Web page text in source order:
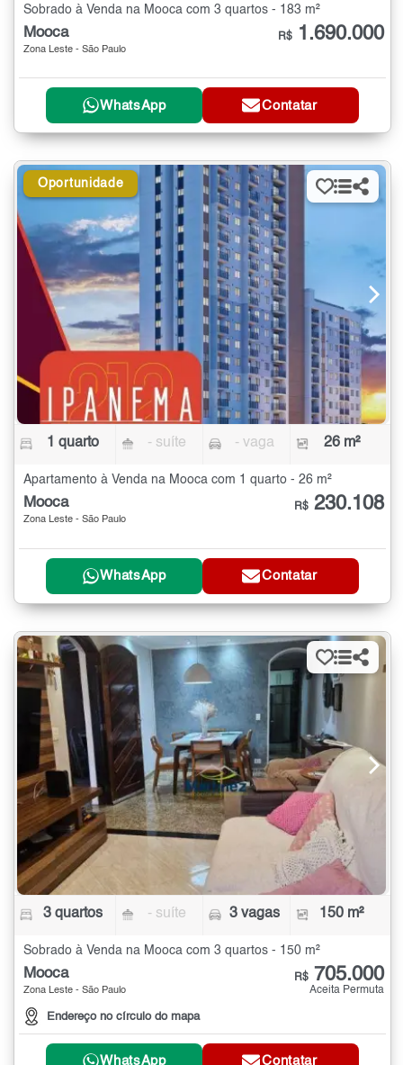
Sobrado à Venda na Mooca com 3 quartos - 183 m²
Mooca
Zona Leste - São Paulo
R$ 1.690.000
WhatsApp Contatar
Oportunidade
1 quarto - suíte - vaga 26 m²
Apartamento à Venda na Mooca com 1 quarto - 26 m²
Mooca
Zona Leste - São Paulo
R$ 230.108
WhatsApp Contatar
3 quartos - suíte 3 vagas 150 m²
Sobrado à Venda na Mooca com 3 quartos - 150 m²
Mooca
Zona Leste - São Paulo
Endereço no círculo do mapa
R$ 705.000
Aceita Permuta
WhatsApp Contatar